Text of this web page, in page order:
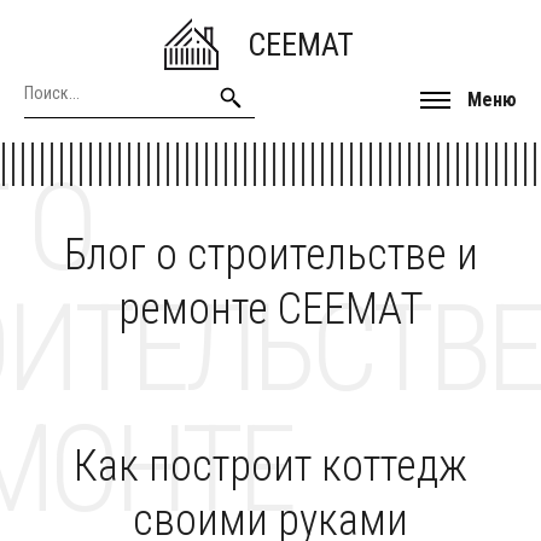
CEEMAT
Меню
Блог о строительстве и
ремонте CEEMAT
О
Как построит коттедж
своими руками